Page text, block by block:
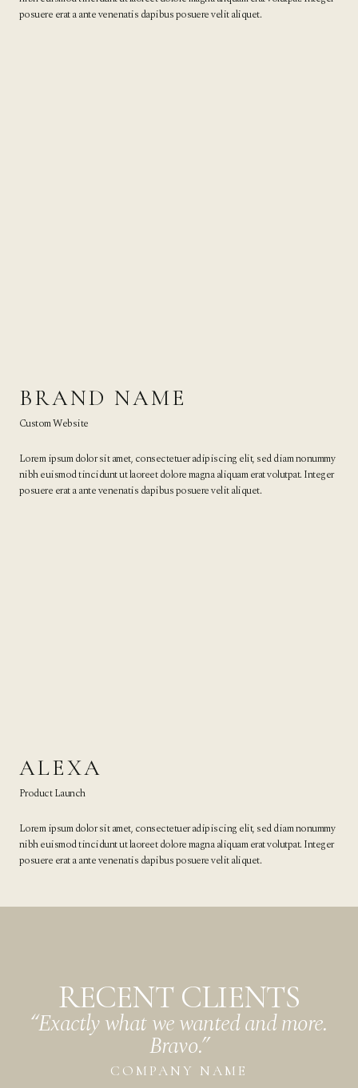
posuere erat a ante venenatis dapibus posuere velit aliquet.
BRAND NAME
Custom Website
Lorem ipsum dolor sit amet, consectetuer adipiscing elit, sed diam nonummy
nibh euismod tincidunt ut laoreet dolore magna aliquam erat volutpat. Integer
posuere erat a ante venenatis dapibus posuere velit aliquet.
ALEXA
Product Launch
Lorem ipsum dolor sit amet, consectetuer adipiscing elit, sed diam nonummy
nibh euismod tincidunt ut laoreet dolore magna aliquam erat volutpat. Integer
posuere erat a ante venenatis dapibus posuere velit aliquet.
RECENT CLIENTS
“Exactly what we wanted and more.
Bravo.”
COMPANY NAME